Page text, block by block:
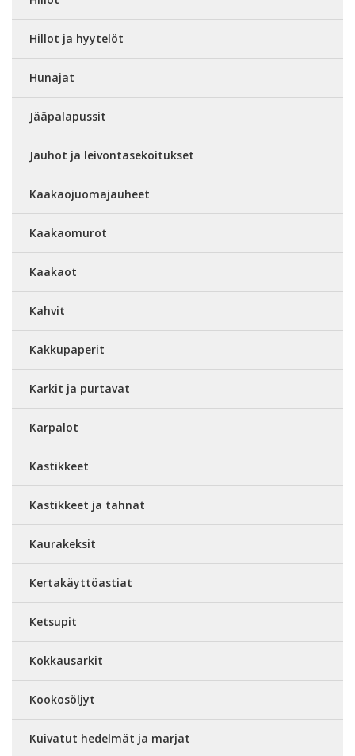
Hillot ja hyytelöt
Hunajat
Jääpalapussit
Jauhot ja leivontasekoitukset
Kaakaojuomajauheet
Kaakaomurot
Kaakaot
Kahvit
Kakkupaperit
Karkit ja purtavat
Karpalot
Kastikkeet
Kastikkeet ja tahnat
Kaurakeksit
Kertakäyttöastiat
Ketsupit
Kokkausarkit
Kookosöljyt
Kuivatut hedelmät ja marjat